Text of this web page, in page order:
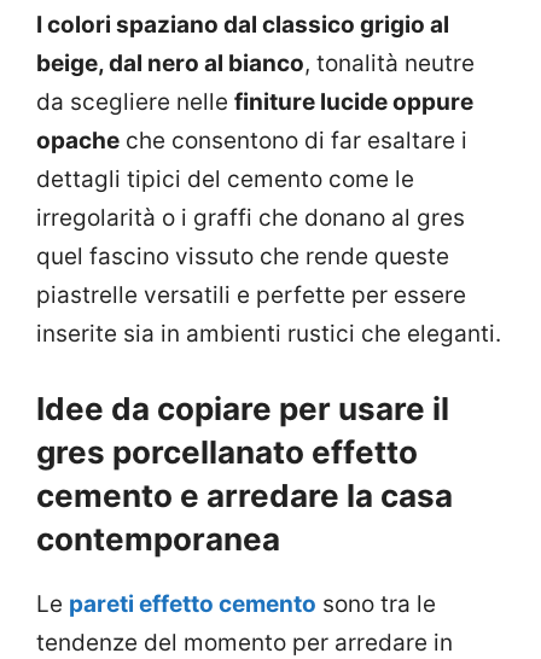
I colori spaziano dal classico grigio al
beige, dal nero al bianco, tonalità neutre
da scegliere nelle finiture lucide oppure
opache che consentono di far esaltare i
dettagli tipici del cemento come le
irregolarità o i graffi che donano al gres
quel fascino vissuto che rende queste
piastrelle versatili e perfette per essere
inserite sia in ambienti rustici che eleganti.
Idee da copiare per usare il
gres porcellanato effetto
cemento e arredare la casa
contemporanea
Le pareti effetto cemento sono tra le
tendenze del momento per arredare in